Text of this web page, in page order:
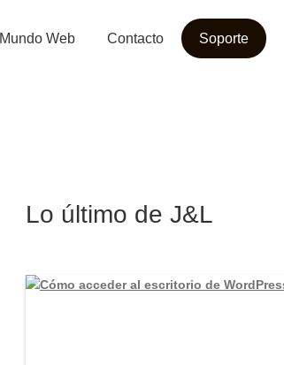
Mundo Web Contacto Soporte
Lo último de J&L